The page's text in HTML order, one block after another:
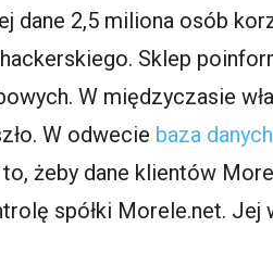
dane 2,5 miliona osób
Sklep
W międzyczasie
W odwecie baza
żeby dane klientów
spółki Morele.net. Jej